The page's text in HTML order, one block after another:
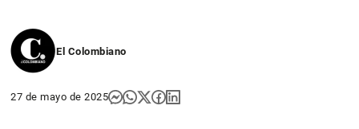
El Colombiano
27 de mayo de 2025